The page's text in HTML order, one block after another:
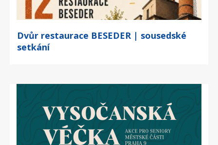
Dvůr restaurace BESEDER | sousedské
setkání